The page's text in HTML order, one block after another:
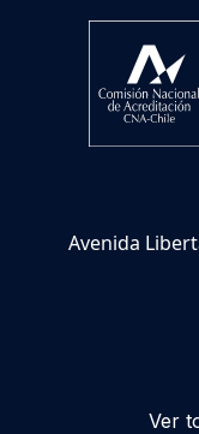
Avenida
Ver